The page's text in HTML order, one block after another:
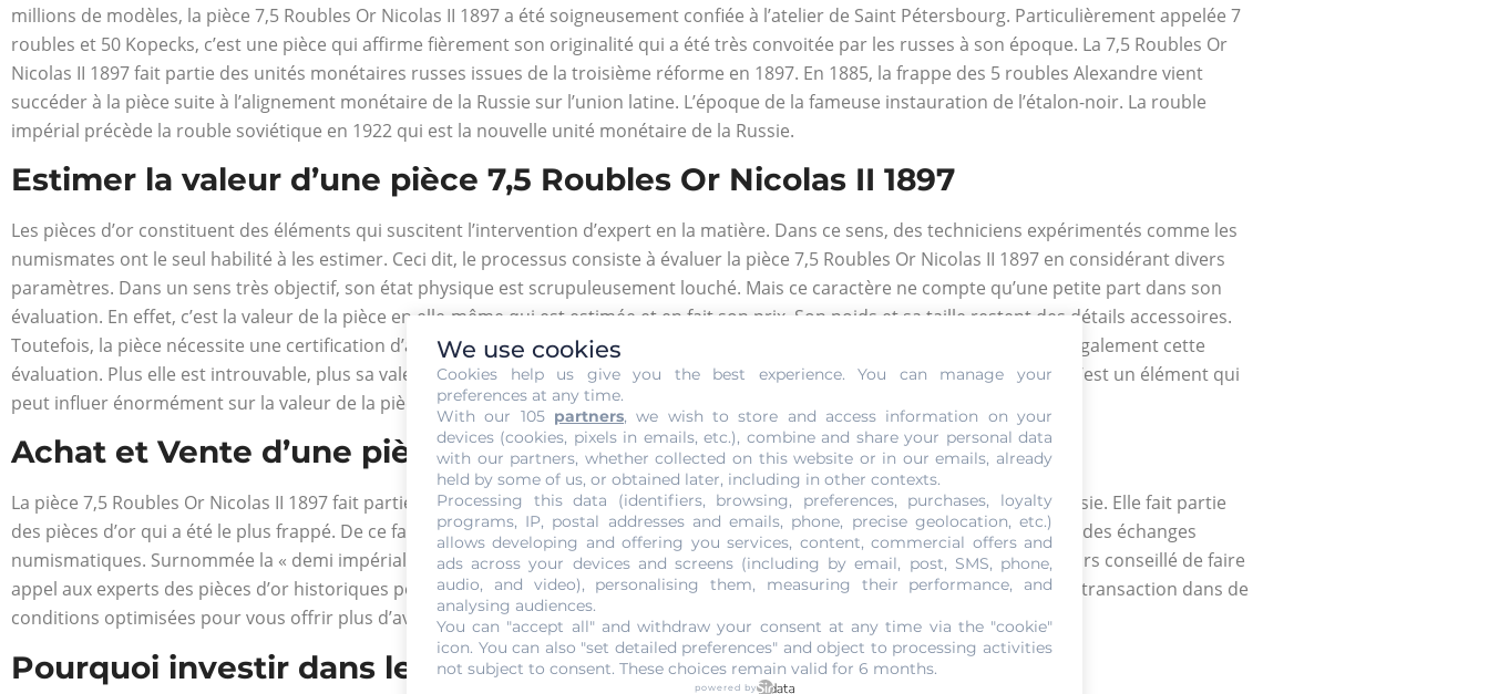
millions de modèles, la pièce 7,5 Roubles Or Nicolas II 1897 a été soigneusement confiée à l’atelier de Saint Pétersbourg. Particulièrement appelée 7
roubles et 50 Kopecks, c’est une pièce qui affirme fièrement son originalité qui a été très convoitée par les russes à son époque. La 7,5 Roubles Or
Nicolas II 1897 fait partie des unités monétaires russes issues de la troisième réforme en 1897. En 1885, la frappe des 5 roubles Alexandre vient
succéder à la pièce suite à l’alignement monétaire de la Russie sur l’union latine. L’époque de la fameuse instauration de l’étalon-noir. La rouble
impérial précède la rouble soviétique en 1922 qui est la nouvelle unité monétaire de la Russie.
Estimer la valeur d’une pièce 7,5 Roubles Or Nicolas II 1897
Les pièces d’or constituent des éléments qui suscitent l’intervention d’expert en la matière. Dans ce sens, des techniciens expérimentés comme les
numismates ont le seul habilité à les estimer. Ceci dit, le processus consiste à évaluer la pièce 7,5 Roubles Or Nicolas II 1897 en considérant divers
paramètres. Dans un sens très objectif, son état physique est scrupuleusement louché. Mais ce caractère ne compte qu’une petite part dans son
évaluation. En effet, c’est la valeur de la pièce en elle-même qui est estimée et en fait son prix. Son poids et sa taille restent des détails accessoires.
Toutefois, la pièce nécessite une certification d’authenticité puisque les copies peuvent exister. Sa qualité de rare accompagne également cette
évaluation. Plus elle est introuvable, plus sa valeur augmente. Un dernier critère peut entrer en jeu. Il s’agit de la conservation. C’est un élément qui
peut influer énormément sur la valeur de la pièce. Puisqu’elle peut rehausser conséquemment son prix.
Achat et Vente d’une pièce 7,5 Roubles Or Nicolas II 1897
La pièce 7,5 Roubles Or Nicolas II 1897 fait partie de la collection de toute une histoire qui a survolté l’époque glorieuse de la Russie. Elle fait partie
des pièces d’or qui a été le plus frappé. De ce fait, avec ce qu’elle représente aujourd’hui, elle constitue un élément considérable des échanges
numismatiques. Surnommée la « demi impérial » les fins connaisseurs voient en elle une opportunité sur le marché. Il est toujours conseillé de faire
appel aux experts des pièces d’or historiques pour en juger sa valeur. Avec les oscillations du taux de l’or, il saura orienter votre transaction dans de
conditions optimisées pour vous offrir plus d’avantages.
Pourquoi investir dans les pièces 7,5 Roubles Or Nicolas II 1897
We use cookies
Cookies help us give you the best experience. You can manage your
preferences at any time.
With our 105 partners, we wish to store and access information on your
devices (cookies, pixels in emails, etc.), combine and share your personal data
with our partners, whether collected on this website or in our emails, already
held by some of us, or obtained later, including in other contexts.
Processing this data (identifiers, browsing, preferences, purchases, loyalty
programs, IP, postal addresses and emails, phone, precise geolocation, etc.)
allows developing and offering you services, content, commercial offers and
ads across your devices and screens (including by email, post, SMS, phone,
audio, and video), personalising them, measuring their performance, and
analysing audiences.
You can "accept all" and withdraw your consent at any time via the "cookie"
icon. You can also "set detailed preferences" and object to processing activities
not subject to consent. These choices remain valid for 6 months.
powered by